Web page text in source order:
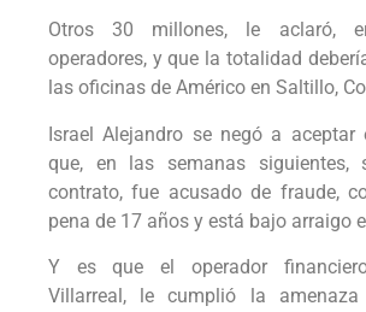
Otros 30 millones, le aclaró,
operadores, y que la totalidad
las oficinas de Américo en Saltillo,
Israel Alejandro se negó a
que, en las semanas siguientes,
contrato, fue acusado de fraude,
pena de 17 años y está bajo arraigo
Y es que el operador
Villarreal, le cumplió la